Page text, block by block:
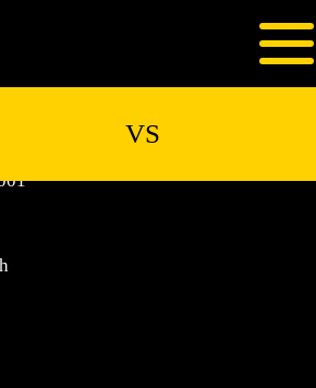
VS
Zwack